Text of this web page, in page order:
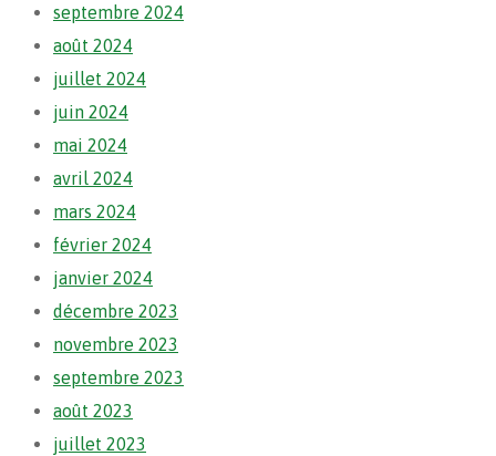
septembre 2024
août 2024
juillet 2024
juin 2024
mai 2024
avril 2024
mars 2024
février 2024
janvier 2024
décembre 2023
novembre 2023
septembre 2023
août 2023
juillet 2023